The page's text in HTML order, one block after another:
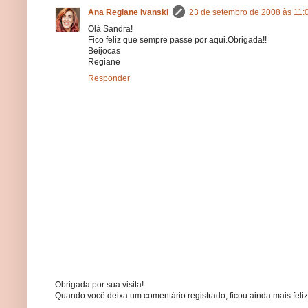
Ana Regiane Ivanski
23 de setembro de 2008 às
Olá Sandra!
Fico feliz que sempre passe por aqui.Obrigada!!
Beijocas
Regiane
Responder
Obrigada por sua visita!
Quando você deixa um comentário registrado, ficou ainda mais